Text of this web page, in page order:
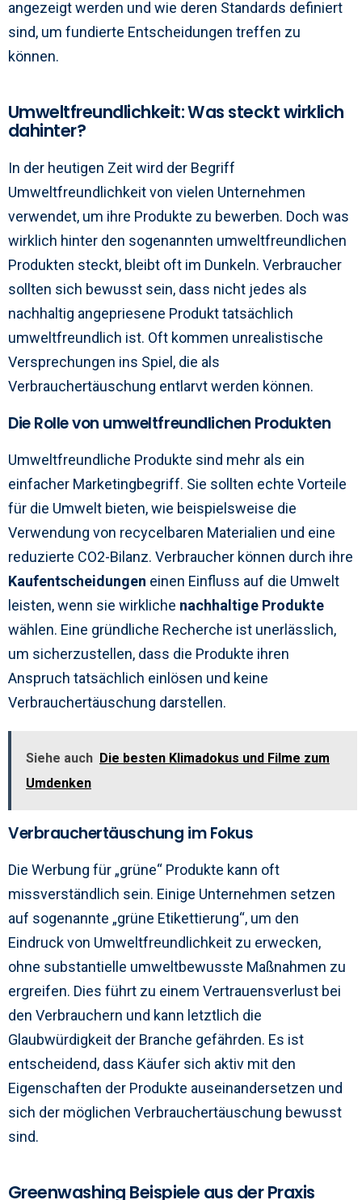
angezeigt werden und wie deren Standards definiert
sind, um fundierte Entscheidungen treffen zu
können.
Umweltfreundlichkeit: Was steckt wirklich
dahinter?
In der heutigen Zeit wird der Begriff
Umweltfreundlichkeit von vielen Unternehmen
verwendet, um ihre Produkte zu bewerben. Doch was
wirklich hinter den sogenannten umweltfreundlichen
Produkten steckt, bleibt oft im Dunkeln. Verbraucher
sollten sich bewusst sein, dass nicht jedes als
nachhaltig angepriesene Produkt tatsächlich
umweltfreundlich ist. Oft kommen unrealistische
Versprechungen ins Spiel, die als
Verbrauchertäuschung entlarvt werden können.
Die Rolle von umweltfreundlichen Produkten
Umweltfreundliche Produkte sind mehr als ein
einfacher Marketingbegriff. Sie sollten echte Vorteile
für die Umwelt bieten, wie beispielsweise die
Verwendung von recycelbaren Materialien und eine
reduzierte CO2-Bilanz. Verbraucher können durch ihre
Kaufentscheidungen einen Einfluss auf die Umwelt
leisten, wenn sie wirkliche nachhaltige Produkte
wählen. Eine gründliche Recherche ist unerlässlich,
um sicherzustellen, dass die Produkte ihren
Anspruch tatsächlich einlösen und keine
Verbrauchertäuschung darstellen.
Siehe auch Die besten Klimadokus und Filme zum
Umdenken
Verbrauchertäuschung im Fokus
Die Werbung für „grüne“ Produkte kann oft
missverständlich sein. Einige Unternehmen setzen
auf sogenannte „grüne Etikettierung“, um den
Eindruck von Umweltfreundlichkeit zu erwecken,
ohne substantielle umweltbewusste Maßnahmen zu
ergreifen. Dies führt zu einem Vertrauensverlust bei
den Verbrauchern und kann letztlich die
Glaubwürdigkeit der Branche gefährden. Es ist
entscheidend, dass Käufer sich aktiv mit den
Eigenschaften der Produkte auseinandersetzen und
sich der möglichen Verbrauchertäuschung bewusst
sind.
Greenwashing Beispiele aus der Praxis